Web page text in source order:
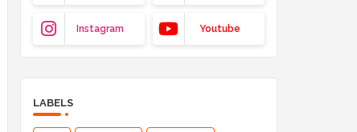
Instagram Youtube
LABELS